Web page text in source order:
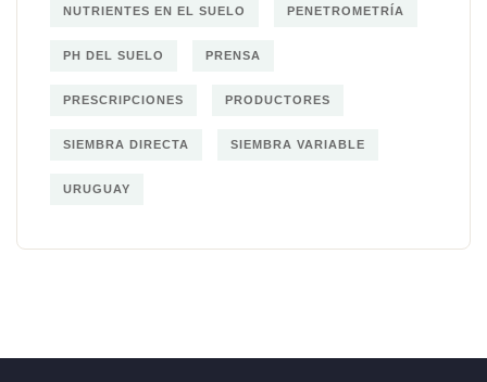
NUTRIENTES EN EL SUELO PENETROMETRÍA
PH DEL SUELO PRENSA
PRESCRIPCIONES PRODUCTORES
SIEMBRA DIRECTA SIEMBRA VARIABLE
URUGUAY